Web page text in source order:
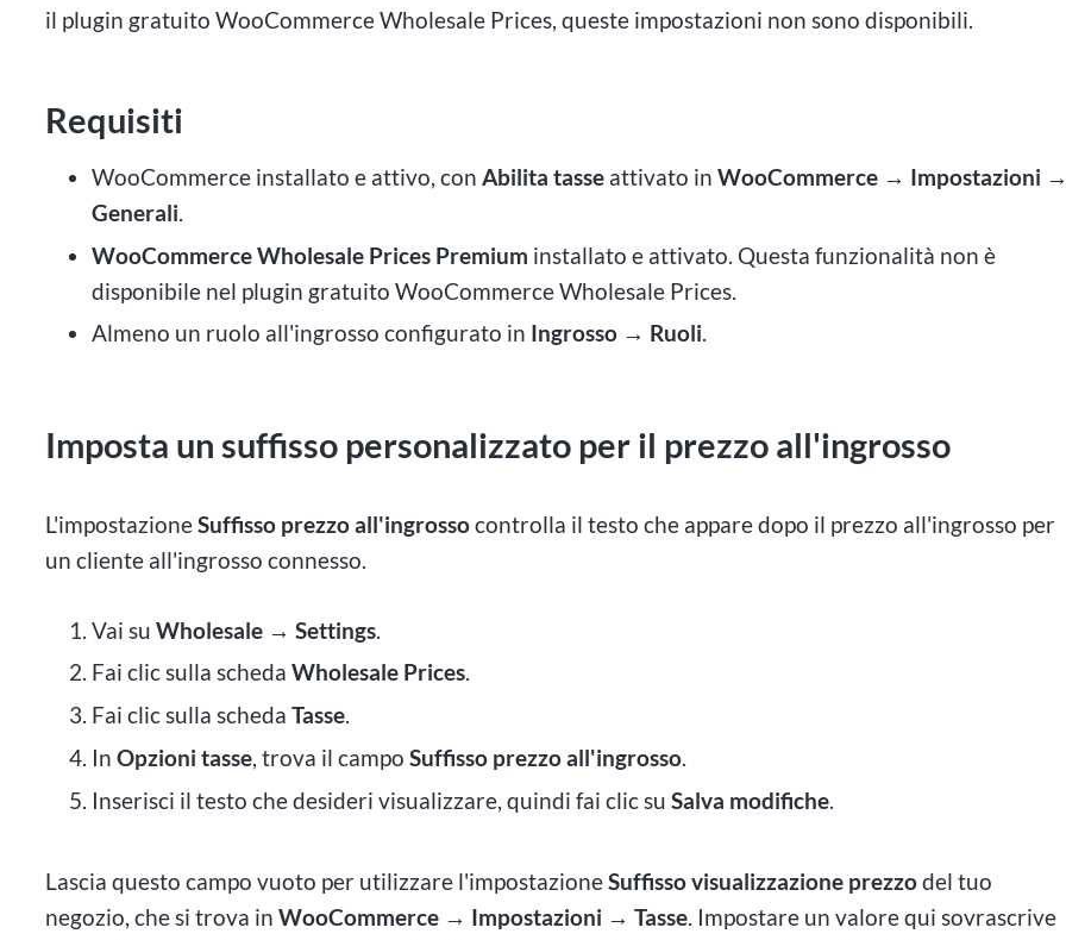
il plugin gratuito WooCommerce Wholesale Prices, queste impostazioni non sono disponibili.
Requisiti
WooCommerce installato e attivo, con Abilita tasseattivato in WooCommerce → Impostazioni →
Generali.
WooCommerce Wholesale Prices Premium installato e attivato. Questa funzionalità non è
disponibile nel plugin gratuito WooCommerce Wholesale Prices.
Almeno un ruolo all'ingrosso configurato in Ingrosso → Ruoli.
Imposta un suffisso personalizzato per il prezzo all'ingrosso
L'impostazioneSuffisso prezzo all'ingrossocontrolla il testo che appare dopo il prezzo all'ingrosso per
un cliente all'ingrosso connesso.
Vai su Wholesale → Settings.
Fai clic sulla scheda Wholesale Prices.
Fai clic sulla scheda Tasse.
In Opzioni tasse, trova il campo Suffisso prezzo all'ingrosso.
Inserisci il testo che desideri visualizzare, quindi fai clic su Salva modifiche.
Lascia questo campo vuoto per utilizzare l'impostazioneSuffisso visualizzazione prezzodel tuo
negozio, che si trova inWooCommerce → Impostazioni → Tasse. Impostare un valore qui sovrascrive